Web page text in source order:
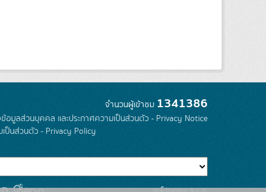
จำนวนผู้เข้าชม 1341386
อมูลส่วนบุคคล และประกาศความเป็นส่วนตัว - Privacy Notice
เป็นส่วนตัว - Privacy Policy